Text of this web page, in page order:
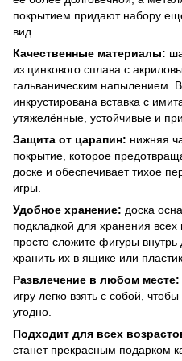
покрытием придают набору
вид.
Качественные материалы:
из цинкового сплава с
гальваническим напылением.
инкрустирована вставка с
утяжелённые, устойчивые и
Защита от царапин: нижняя
покрытие, которое
доске и обеспечивает тихое
игры.
Удобное хранение: доска
подкладкой для хранения
просто сложите фигуры
хранить их в ящике или
Развлечение в любом месте:
игру легко взять с собой,
угодно.
Подходит для всех
станет прекрасным подарком